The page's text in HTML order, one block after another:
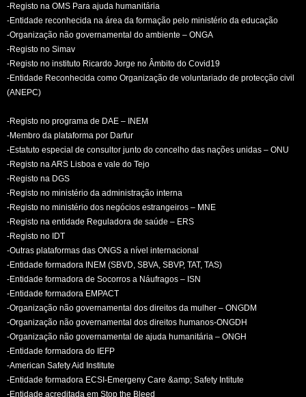
-Registo na OMS Para ajuda humanitária
-Entidade reconhecida na área da formação pelo ministério da educação
-Organização não governamental do ambiente – ONGA
-Registo no Simav
-Registo no instituto Ricardo Jorge no Âmbito do Covid19
-Entidade Reconhecida como Organização de voluntariado de protecção civil
(ANEPC)
-Registo no programa de DAE – INEM
-Membro da plataforma por Darfur
-Estatuto especial de consultor junto do concelho das nações unidas – ONU
-Registo na ARS Lisboa e vale do Tejo
-Registo na DGS
-Registo no ministério da administração interna
-Registo no ministério dos negócios estrangeiros – MNE
-Registo na entidade Reguladora de saúde – ERS
-Registo no IDT
-Outras plataformas das ONGS a nível internacional
-Entidade formadora INEM (SBVD, SBVA, SBVP, TAT, TAS)
-Entidade formadora de Socorros a Náufragos – ISN
-Entidade formadora EMPACT
-Organização não governamental dos direitos da mulher – ONGDM
-Organização não governamental dos direitos humanos-ONGDH
-Organização não governamental de ajuda humanitária – ONGH
-Entidade formadora do IEFP
-American Safety Aid Institute
-Entidade formadora ECSI-Emergeny Care &amp; Safety Intitute
-Entidade acreditada em Stop the Bleed